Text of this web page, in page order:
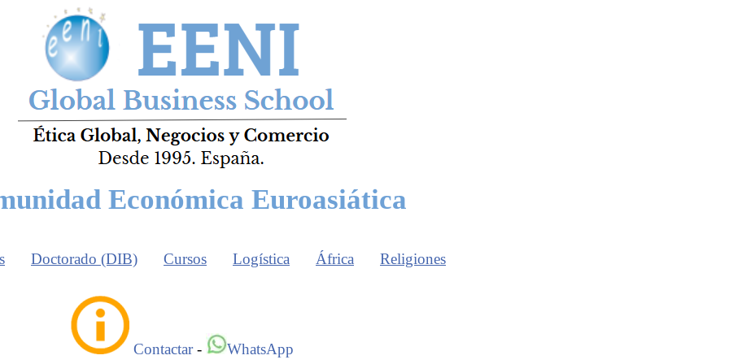
Económica Euroasiática
Doctorado (DIB) Cursos Logística África Religiones
Contactar- WhatsApp